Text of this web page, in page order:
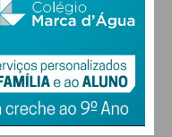
EM PAÇOS DE